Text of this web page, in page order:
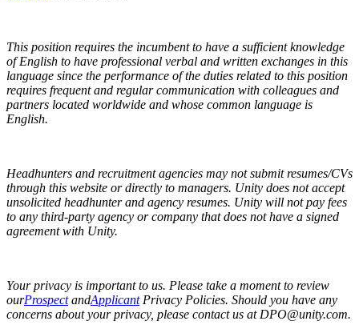
This position requires the incumbent to have a sufficient knowledge
of English to have professional verbal and written exchanges in this
language since the performance of the duties related to this position
requires frequent and regular communication with colleagues and
partners located worldwide and whose common language is
English.
Headhunters and recruitment agencies may not submit resumes/CVs
through this website or directly to managers. Unity does not accept
unsolicited headhunter and agency resumes. Unity will not pay fees
to any third-party agency or company that does not have a signed
agreement with Unity.
Your privacy is important to us. Please take a moment to review
ourProspectandApplicantPrivacy Policies. Should you have any
concerns about your privacy, please contact us at DPO@unity.com.